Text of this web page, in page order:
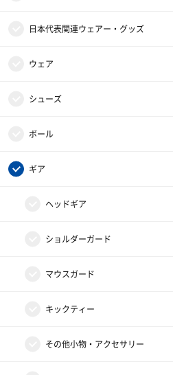
日本代表関連ウェアー・グッズ
ウェア
シャツ
パンツ・スパッツ
ソックス
インナー
シューズ
取替式スパイク
その他小物・アクセサリー
ボール
5号ボール
マスコットボール
ギア
ヘッドギア
ショルダーガード
マウスガード
キックティー
その他小物・アクセサリー